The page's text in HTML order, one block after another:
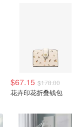
$67.15 $178.00
花卉印花折叠钱包